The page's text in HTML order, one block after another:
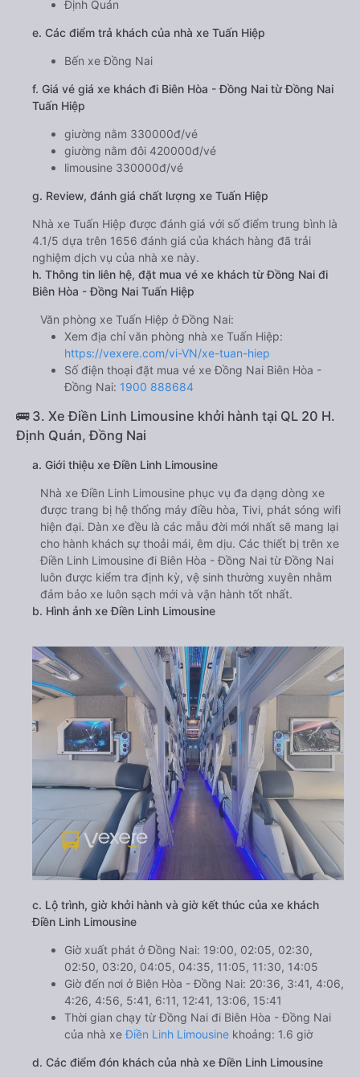
Định Quán
e. Các điểm trả khách của nhà xe Tuấn Hiệp
Bến xe Đồng Nai
f. Giá vé giá xe khách đi Biên Hòa - Đồng Nai từ Đồng Nai
Tuấn Hiệp
giường nằm 330000đ/vé
giường nằm đôi 420000đ/vé
limousine 330000đ/vé
g. Review, đánh giá chất lượng xe Tuấn Hiệp
Nhà xe Tuấn Hiệp được đánh giá với số điểm trung bình là
4.1/5 dựa trên 1656 đánh giá của khách hàng đã trải
nghiệm dịch vụ của nhà xe này.
h. Thông tin liên hệ, đặt mua vé xe khách từ Đồng Nai đi
Biên Hòa - Đồng Nai Tuấn Hiệp
Văn phòng xe Tuấn Hiệp ở Đồng Nai:
Xem địa chỉ văn phòng nhà xe Tuấn Hiệp:
https://vexere.com/vi-VN/xe-tuan-hiep
Số điện thoại đặt mua vé xe Đồng Nai Biên Hòa -
Đồng Nai: 1900 888684
🚌 3. Xe Điền Linh Limousine khởi hành tại QL 20 H.
Định Quán, Đồng Nai
a. Giới thiệu xe Điền Linh Limousine
Nhà xe Điền Linh Limousine phục vụ đa dạng dòng xe
được trang bị hệ thống máy điều hòa, Tivi, phát sóng wifi
hiện đại. Dàn xe đều là các mẫu đời mới nhất sẽ mang lại
cho hành khách sự thoải mái, êm dịu. Các thiết bị trên xe
Điền Linh Limousine đi Biên Hòa - Đồng Nai từ Đồng Nai
luôn được kiểm tra định kỳ, vệ sinh thường xuyên nhằm
đảm bảo xe luôn sạch mới và vận hành tốt nhất.
b. Hình ảnh xe Điền Linh Limousine
c. Lộ trình, giờ khởi hành và giờ kết thúc của xe khách
Điền Linh Limousine
Giờ xuất phát ở Đồng Nai: 19:00, 02:05, 02:30,
02:50, 03:20, 04:05, 04:35, 11:05, 11:30, 14:05
Giờ đến nơi ở Biên Hòa - Đồng Nai: 20:36, 3:41, 4:06,
4:26, 4:56, 5:41, 6:11, 12:41, 13:06, 15:41
Thời gian chạy từ Đồng Nai đi Biên Hòa - Đồng Nai
của nhà xeĐiền Linh Limousine khoảng: 1.6 giờ
d. Các điểm đón khách của nhà xe Điền Linh Limousine